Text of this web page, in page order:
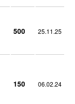
500 25.11.25
150 06.02.24